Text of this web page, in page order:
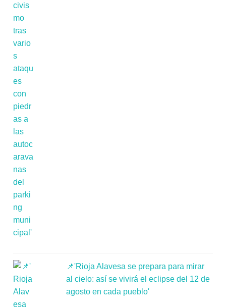
📌'Rioja Alavesa se prepara para mirar
al cielo: así se vivirá el eclipse del 12 de
agosto en cada pueblo'